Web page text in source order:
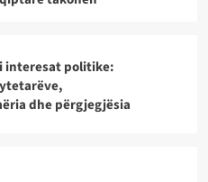
interesat politike:
dhe përgjegjësia